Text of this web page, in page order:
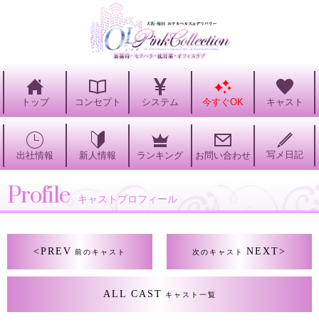
トップ コンセプト システム 今すぐOK キャスト
出社情報 新人情報 ランキング お問い合わせ 写メ日記
Profile キャストプロフィール
<PREV 前のキャスト
ALL CAST キャスト一覧
次のキャスト NEXT>